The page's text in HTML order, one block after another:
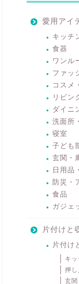
愛用アイ
キッチ
食器
ワンル
ファッ
コスメ
リビン
ダイニ
洗面所
寝室
子ども
玄関・
日用品
防災・
食品
ガジェ
片付けと
片付け
キ
押
玄